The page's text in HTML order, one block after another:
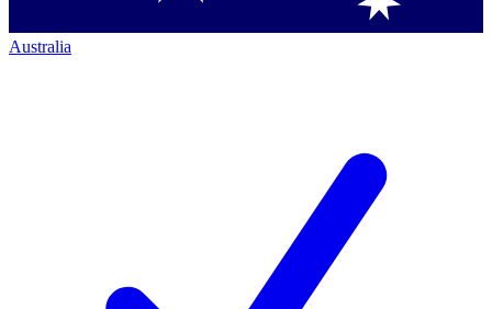
Australia